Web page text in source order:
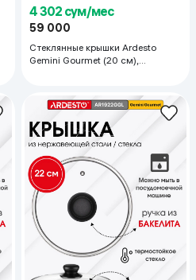
4 302 сум/мес
59 000
Стеклянные крышки Ardesto
Gemini Gourmet (20 см),